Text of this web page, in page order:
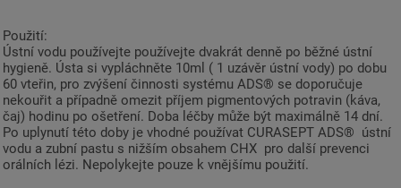
Použití:
Ústní vodu používejte používejte dvakrát denně po běžné ústní
hygieně. Ústa si vypláchněte 10ml ( 1 uzávěr ústní vody) po dobu
60 vteřin, pro zvýšení činnosti systému ADS® se doporučuje
nekouřit a případně omezit příjem pigmentových potravin (káva,
čaj) hodinu po ošetření. Doba léčby může být maximálně 14 dní.
Po uplynutí této doby je vhodné používat CURASEPT ADS® ústní
vodu a zubní pastu s nižším obsahem CHX pro další prevenci
orálních lézi. Nepolykejte pouze k vnějšímu použití.